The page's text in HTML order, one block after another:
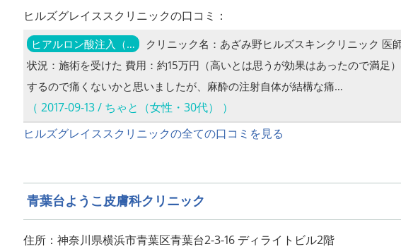
ヒルズグレイススクリニックの口コミ：
ヒアルロン酸注入（…
クリニック名：あざみ野ヒルズスキンクリニック 医
状況：施術を受けた 費用：約15万円（高いとは思うが効果はあったので満足
するので痛くないかと思いましたが、麻酔の注射自体が結構な痛…
（ 2017-09-13 / ちゃと（女性・30代） ）
ヒルズグレイススクリニックの全ての口コミを見る
青葉台ようこ皮膚科クリニック
住所：神奈川県横浜市青葉区青葉台2-3-16 ディライトビル2階